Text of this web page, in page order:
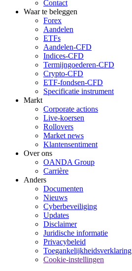
Contact
Waar te beleggen
Forex
Aandelen
ETFs
Aandelen-CFD
Indices-CFD
Termijngoederen-CFD
Crypto-CFD
ETF-fondsen-CFD
Specificatie instrument
Markt
Corporate actions
Live-koersen
Rollovers
Market news
Klantensentiment
Over ons
OANDA Group
Carrière
Anders
Documenten
Nieuws
Cyberbeveiliging
Updates
Disclaimer
Juridische informatie
Privacybeleid
Toegankelijkheidsverklaring
Cookie-instellingen